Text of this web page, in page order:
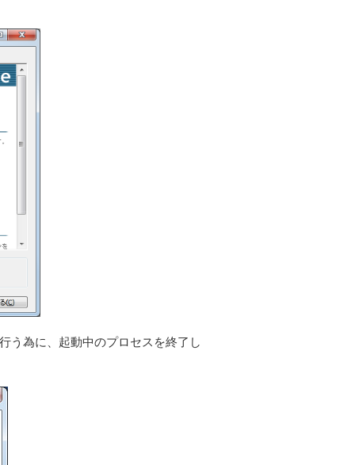
う為に、起動中のプロセスを終了し